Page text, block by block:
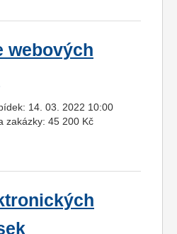
webových
14. 03. 2022 10:00
zakázky: 45 200 Kč